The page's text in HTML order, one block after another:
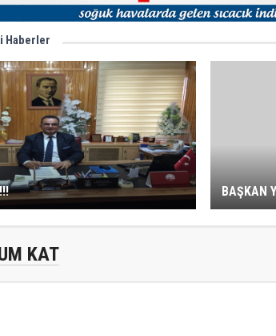
Haberler
BAŞKAN
KAT